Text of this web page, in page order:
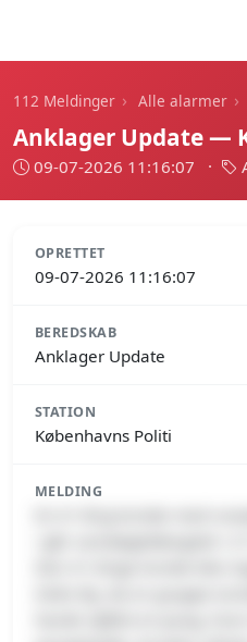
112 Meldinger › Alle alarmer ›
Anklager Update —
09-07-2026 11:16:07 ·
OPRETTET
09-07-2026 11:16:07
BEREDSKAB
Anklager Update
STATION
Københavns Politi
MELDING